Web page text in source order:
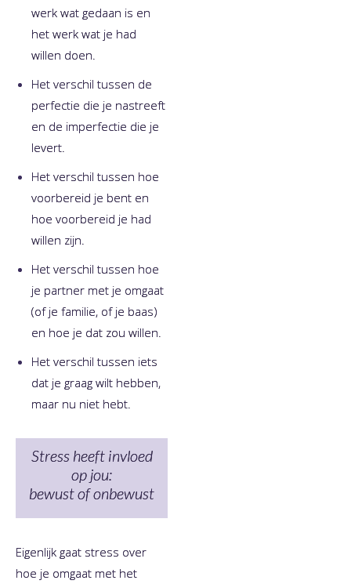
werk wat gedaan is en
het werk wat je had
willen doen.
Het verschil tussen de
perfectie die je nastreeft
en de imperfectie die je
levert.
Het verschil tussen hoe
voorbereid je bent en
hoe voorbereid je had
willen zijn.
Het verschil tussen hoe
je partner met je omgaat
(of je familie, of je baas)
en hoe je dat zou willen​.
Het verschil tussen iets
dat je graag wilt hebben,
maar nu niet hebt.
Stress heeft invloed
op jou:
bewust of onbewust
Eigenlijk gaat stress over
hoe je omgaat met het